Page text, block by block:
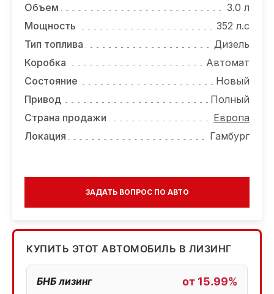
Объем
3.0 л
Мощность
352 л.с
Тип топлива
Дизель
Коробка
Автомат
Состояние
Новый
Привод
Полный
Страна продажи
Европа
Локация
Гамбург
ЗАДАТЬ ВОПРОС ПО АВТО
КУПИТЬ ЭТОТ АВТОМОБИЛЬ В ЛИЗИНГ
БНБ лизинг от 15.99%